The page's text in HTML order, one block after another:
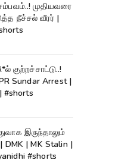
முதியவரை
நீச்சல் வீரர் |
குற்றச்சாட்டு..!
Sundar Arrest |
#shorts
இருந்தாலும்
| MK Stalin |
#shorts